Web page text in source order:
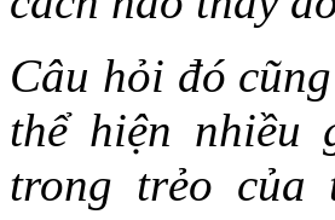
Câu hỏi đó
thể hiện nhiều
trong trẻo của